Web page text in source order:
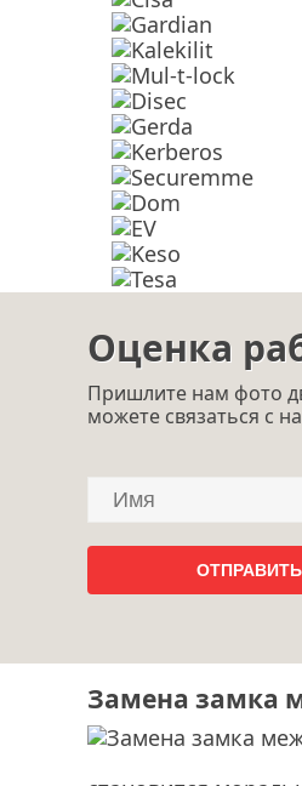
Оценка
Пришлите нам фото
можете связаться с
Замена замка